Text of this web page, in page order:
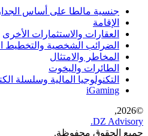
جنسية مالطا على أساس
الإقامة
العقارات والاستثمارات الأخرى
الضرائب الشخصية والتخطيط
المخاطر والامتثال
الطائرات واليخوت
التكنولوجيا المالية وسلسلة
iGaming
©
2026,
DZ Advisory.
جميع الحقوق محفوظة.